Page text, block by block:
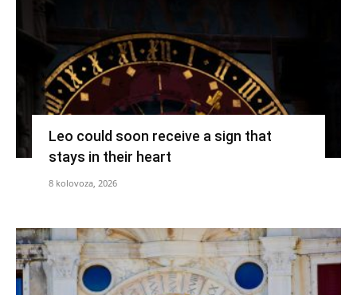
Leo could soon receive a sign that
stays in their heart
8 kolovoza, 2026